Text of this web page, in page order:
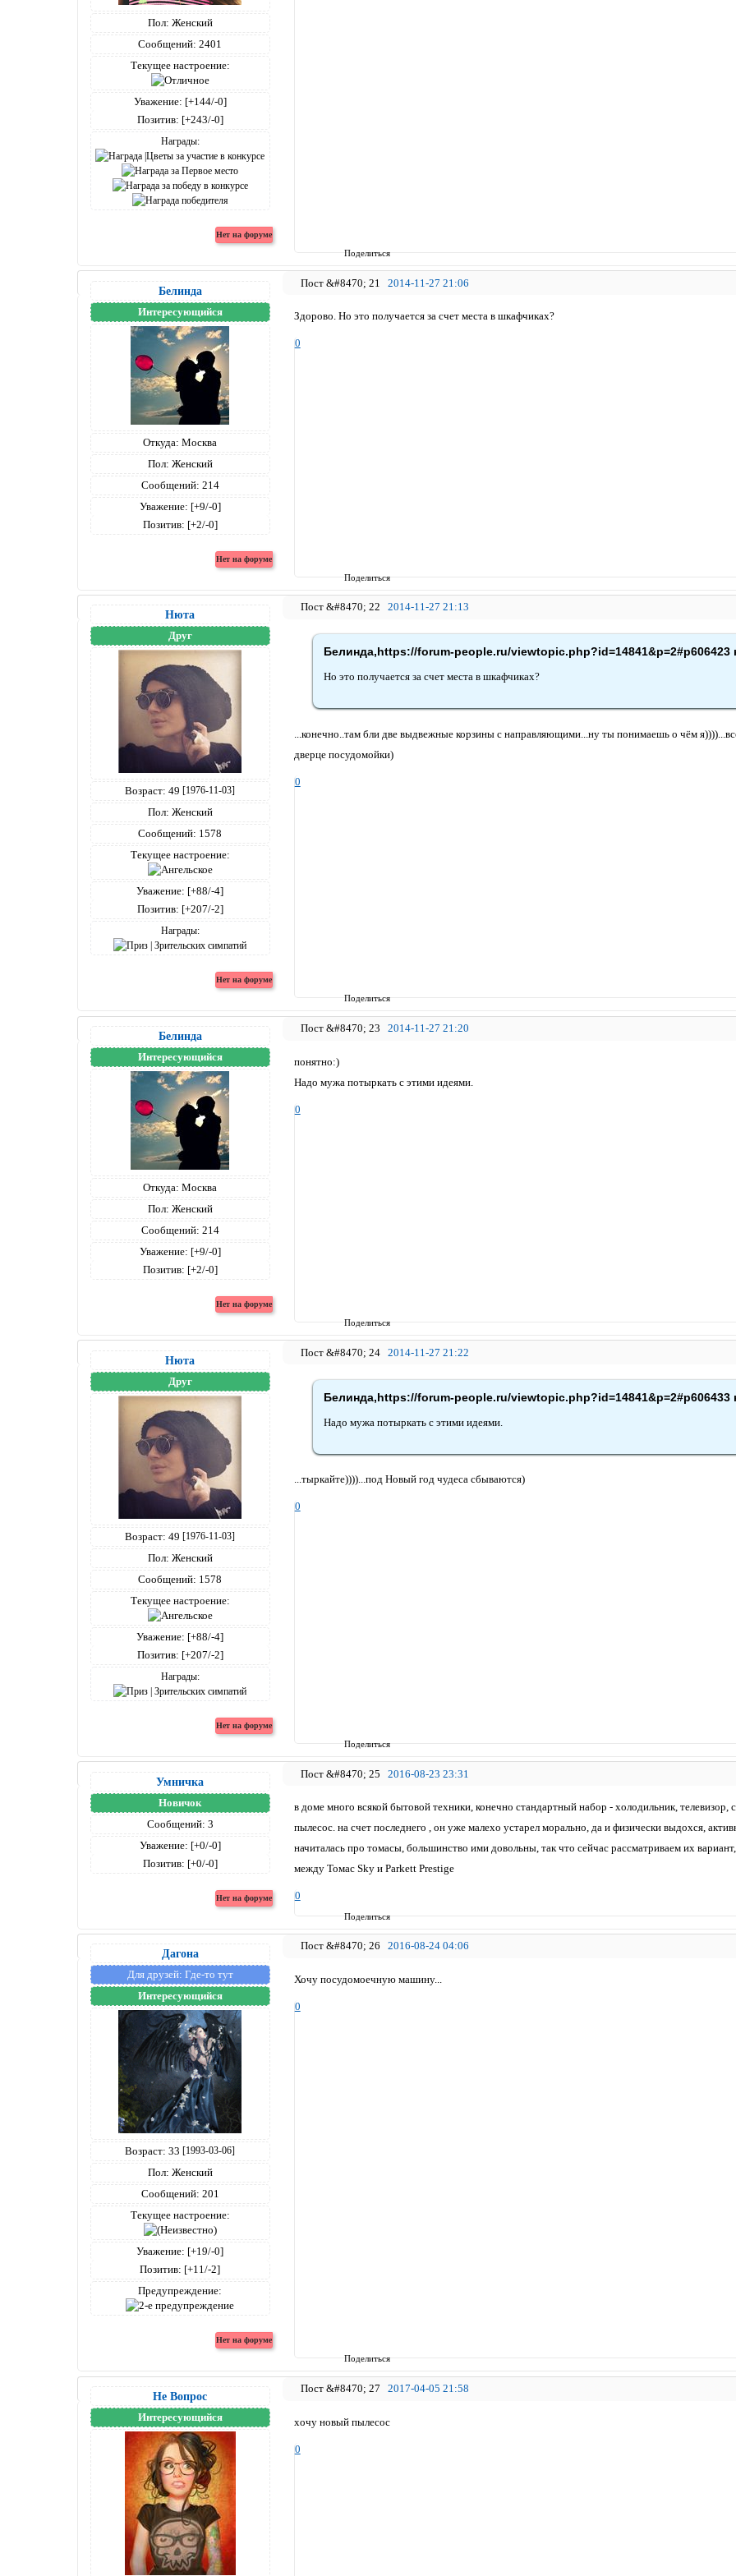
Поделиться
Пол: Женский
Сообщений: 2401
Текущее настроение:
Уважение: [+144/-0]
Позитив: [+243/-0]
Награды:
Поделиться
21 2014-11-27 21:06
Белинда
Интересующийся
Откуда: Москва
Пол: Женский
Сообщений: 214
Уважение: [+9/-0]
Позитив: [+2/-0]
Здорово. Но это получается за счет места в шкафчиках?
0
Поделиться
22 2014-11-27 21:13
Нюта
Друг
Возраст: 49 [1976-11-03]
Пол: Женский
Сообщений: 1578
Текущее настроение:
Уважение: [+88/-4]
Позитив: [+207/-2]
Награды:
Белинда,https://forum-people.ru/viewtopic.php?id=14841&p=2#p606423
Но это получается за счет места в шкафчиках?
...конечно..там бли две выдвежные корзины с направляющими...ну ты понимаешь о чём
дверце посудомойки)
0
Поделиться
23 2014-11-27 21:20
Белинда
Интересующийся
Откуда: Москва
Пол: Женский
Сообщений: 214
Уважение: [+9/-0]
Позитив: [+2/-0]
понятно:)
Надо мужа потыркать с этими идеями.
0
Поделиться
24 2014-11-27 21:22
Нюта
Друг
Возраст: 49 [1976-11-03]
Пол: Женский
Сообщений: 1578
Текущее настроение:
Уважение: [+88/-4]
Позитив: [+207/-2]
Награды:
Белинда,https://forum-people.ru/viewtopic.php?id=14841&p=2#p606433
Надо мужа потыркать с этими идеями.
...тыркайте))))...под Новый год чудеса сбываются)
0
Поделиться
25 2016-08-23 23:31
Умничка
Новичок
Сообщений: 3
Уважение: [+0/-0]
Позитив: [+0/-0]
в доме много всякой бытовой техники, конечно стандартный набор - холодильник,
пылесос. на счет последнего , он уже малехо устарел морально, да и физически выдохся,
начиталась про томасы, большинство ими довольны, так что сейчас рассматриваем их
между Томас Sky и Parkett Prestige
0
Поделиться
26 2016-08-24 04:06
Дагона
Для друзей: Где-то тут
Интересующийся
Возраст: 33 [1993-03-06]
Пол: Женский
Сообщений: 201
Текущее настроение:
Уважение: [+19/-0]
Позитив: [+11/-2]
Предупреждение:
Хочу посудомоечную машину...
0
27 2017-04-05 21:58
Не Вопрос
Интересующийся хочу новый пылесос
0